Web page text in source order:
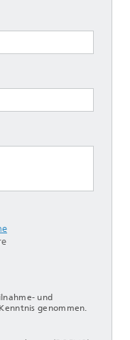
und
genommen.